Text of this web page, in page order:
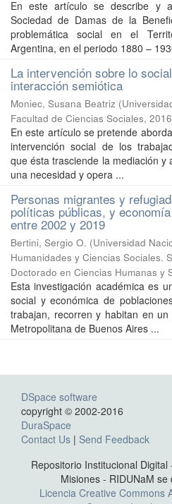
En este artículo se describe y
Sociedad de Damas de la
problemática social en el
Argentina, en el periodo 1880 –
La intervención sobre lo
interacción semiótica
Moniec, Susana Beatriz (
Facultad de Ciencias Sociales,
En este artículo se pretende
intervención social de los
que ésta trasciende la mediación
una necesidad y opera ...
Personas migrantes y
políticas públicas, y
entre 2002 y 2019
Bertini, Sergio O. (Universidad
Humanidades y Ciencias Sociales.
Doctorado en Ciencias Humanas y
Esta investigación académica es
social y económica de
trabajan, recorren y habitan en
Metropolitana de Buenos Aires ...
DSpace software
copyright © 2002-2016
DuraSpace
Contact Us | Send Feedback
Repositorio Institucional
Misiones - RIDUNaM
Licencia Creative Commons